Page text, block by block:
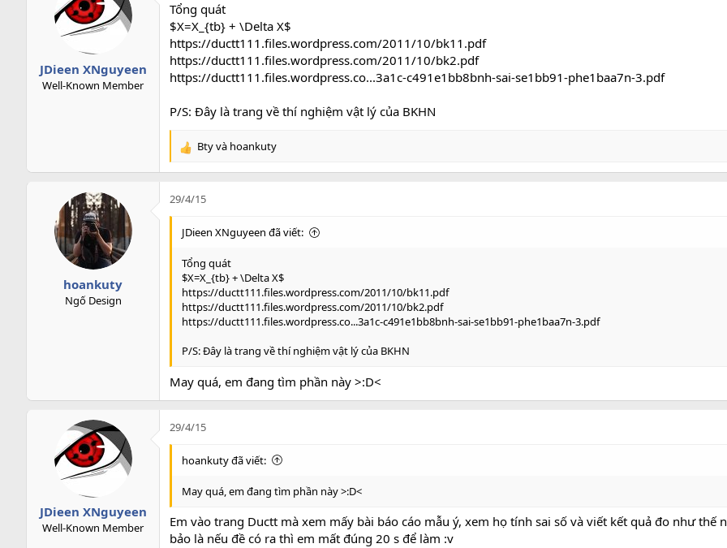
JDieen XNguyeen
Well-Known Member
Tổng quát
$X=X_{tb} + \Delta X$
https://ductt111.files.wordpress.com/2011/10/bk11.pdf
https://ductt111.files.wordpress.com/2011/10/bk2.pdf
https://ductt111.files.wordpress.co...3a1c-c491e1bb8bnh-sai-se1bb91-phe1baa7n-3.pdf
P/S: Đây là trang về thí nghiệm vật lý của BKHN
R
c
o
Btyvà hoankuty
hoankuty
Ngố Design
29/4/15
JDieen XNguyeen đã viết:
Tổng quát
$X=X_{tb} + \Delta X$
https://ductt111.files.wordpress.com/2011/10/bk11.pdf
https://ductt111.files.wordpress.com/2011/10/bk2.pdf
https://ductt111.files.wordpress.co...3a1c-c491e1bb8bnh-sai-se1bb91-phe1baa7n-3.pdf
P/S: Đây là trang về thí nghiệm vật lý của BKHN
May quá, em đang tìm phần này >:D<
JDieen XNguyeen
Well-Known Member
29/4/15
hoankuty đã viết:
May quá, em đang tìm phần này >:D<
Em vào trang Ductt mà xem mấy bài báo cáo mẫu ý, xem họ tính sai số và viết kết quả đo như thế
bảo là nếu đề có ra thì em mất đúng 20 s để làm :v